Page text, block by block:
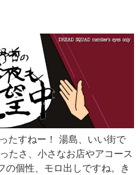
たすねー！ 湯島、いい街で
たさ、小さなお店やアコース
の個性、モロ出しですね。き